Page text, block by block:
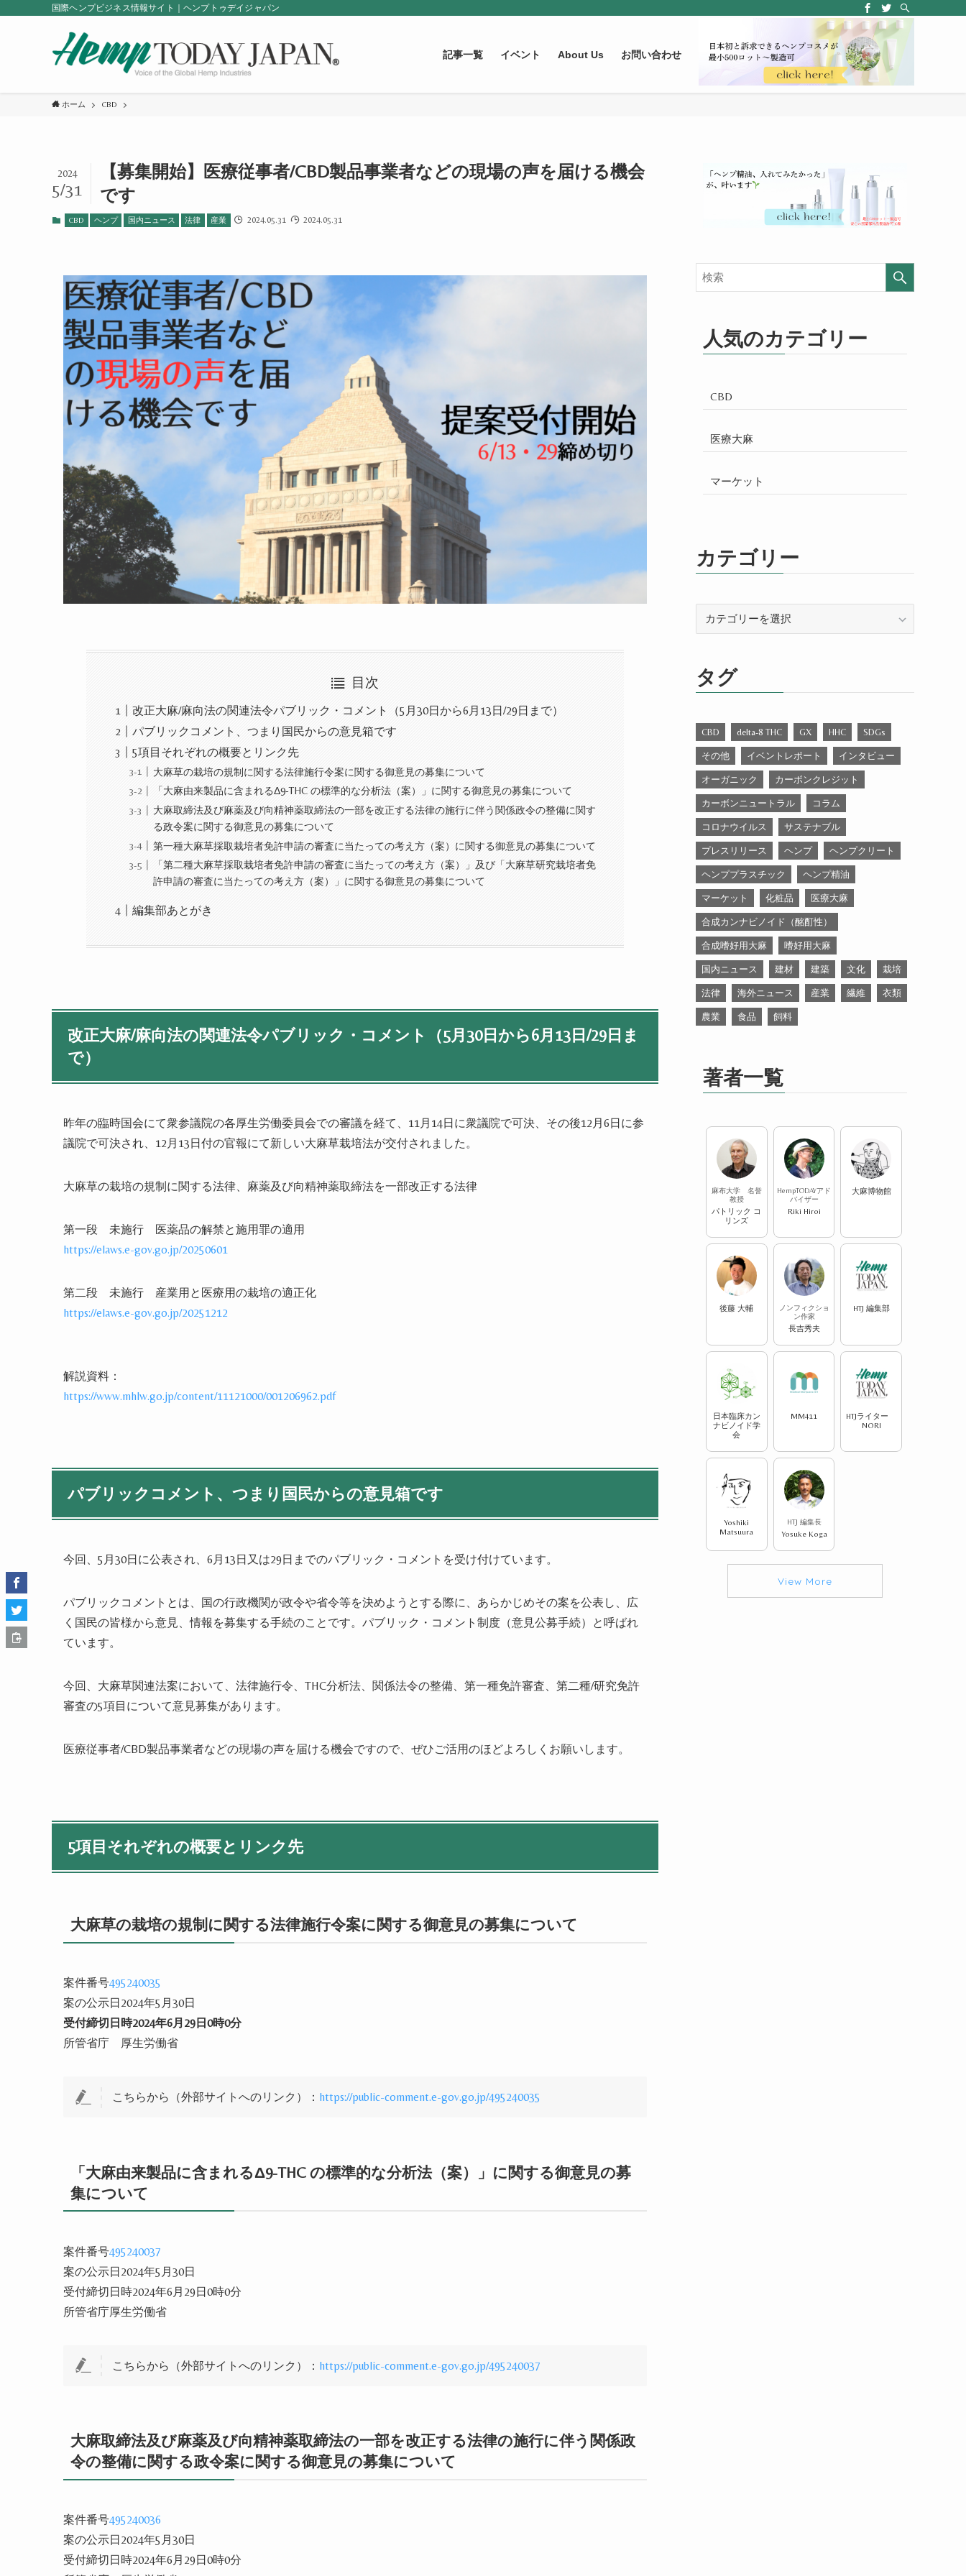
国際ヘンプビジネス情報サイト｜ヘンプトゥデイジャパン
記事一覧 イベント About Us お問い合わせ
ホーム CBD
【募集開始】医療従事者/CBD製品事業者などの現場の声を届ける機会
です
2024
5/31
CBD ヘンプ 国内ニュース 法律 産業 2024.05.31 2024.05.31
目次
改正大麻/麻向法の関連法令パブリック・コメント（5月30日から6月13日/29日まで）
パブリックコメント、つまり国民からの意見箱です
5項目それぞれの概要とリンク先
大麻草の栽培の規制に関する法律施行令案に関する御意見の募集について
「大麻由来製品に含まれるΔ9-THC の標準的な分析法（案）」に関する御意見の募集について
大麻取締法及び麻薬及び向精神薬取締法の一部を改正する法律の施行に伴う関係政令の整備に関す
る政令案に関する御意見の募集について
第一種大麻草採取栽培者免許申請の審査に当たっての考え方（案）に関する御意見の募集について
「第二種大麻草採取栽培者免許申請の審査に当たっての考え方（案）」及び「大麻草研究栽培者免
許申請の審査に当たっての考え方（案）」に関する御意見の募集について
編集部あとがき
改正大麻/麻向法の関連法令パブリック・コメント（5月30日から6月13日/29日ま
で）
昨年の臨時国会にて衆参議院の各厚生労働委員会での審議を経て、11月14日に衆議院で可決、その後12月6日に参
議院で可決され、12月13日付の官報にて新しい大麻草栽培法が交付されました。
大麻草の栽培の規制に関する法律、麻薬及び向精神薬取締法を一部改正する法律
第一段 未施行 医薬品の解禁と施用罪の適用
https://elaws.e-gov.go.jp/20250601
第二段 未施行 産業用と医療用の栽培の適正化
https://elaws.e-gov.go.jp/20251212
解説資料：
https://www.mhlw.go.jp/content/11121000/001206962.pdf
パブリックコメント、つまり国民からの意見箱です
今回、5月30日に公表され、6月13日又は29日までのパブリック・コメントを受け付けています。
パブリックコメントとは、国の行政機関が政令や省令等を決めようとする際に、あらかじめその案を公表し、広
く国民の皆様から意見、情報を募集する手続のことです。パブリック・コメント制度（意見公募手続）と呼ばれ
ています。
今回、大麻草関連法案において、法律施行令、THC分析法、関係法令の整備、第一種免許審査、第二種/研究免許
審査の5項目について意見募集があります。
医療従事者/CBD製品事業者などの現場の声を届ける機会ですので、ぜひご活用のほどよろしくお願いします。
5項目それぞれの概要とリンク先
大麻草の栽培の規制に関する法律施行令案に関する御意見の募集について
案件番号495240035
案の公示日2024年5月30日
受付締切日時2024年6月29日0時0分
所管省庁 厚生労働省
こちらから（外部サイトへのリンク）： https://public-comment.e-gov.go.jp/495240035
「大麻由来製品に含まれるΔ9-THC の標準的な分析法（案）」に関する御意見の募
集について
案件番号495240037
案の公示日2024年5月30日
受付締切日時2024年6月29日0時0分
所管省庁厚生労働省
こちらから（外部サイトへのリンク）： https://public-comment.e-gov.go.jp/495240037
大麻取締法及び麻薬及び向精神薬取締法の一部を改正する法律の施行に伴う関係政
令の整備に関する政令案に関する御意見の募集について
案件番号495240036
案の公示日2024年5月30日
受付締切日時2024年6月29日0時0分
人気のカテゴリー
CBD
医療大麻
マーケット
カテゴリー
ー
タグ
CBD delta-8 THC GX HHC SDGs
その他 イベントレポート インタビュー
オーガニック カーボンクレジット
カーボンニュートラル コラム
コロナウイルス サステナブル
プレスリリース ヘンプ ヘンプクリート
ヘンププラスチック ヘンプ精油
マーケット 化粧品 医療大麻
合成カンナビノイド（酩酊性）
合成嗜好用大麻 嗜好用大麻
国内ニュース 建材 建築 文化 栽培
法律 海外ニュース 産業 繊維 衣類
農業 食品 飼料
著者一覧
麻布大学 名誉
教授
パトリック コ
リンズ
HempTODAYアド
バイザー
Riki Hiroi
大麻博物館
後藤 大輔
ノンフィクショ
ン作家
長吉秀夫
HTJ 編集部
日本臨床カン
ナビノイド学
会
MM411
HTJライター
NORI
Yoshiki
Matsuura
HTJ 編集長
Yosuke Koga
View More